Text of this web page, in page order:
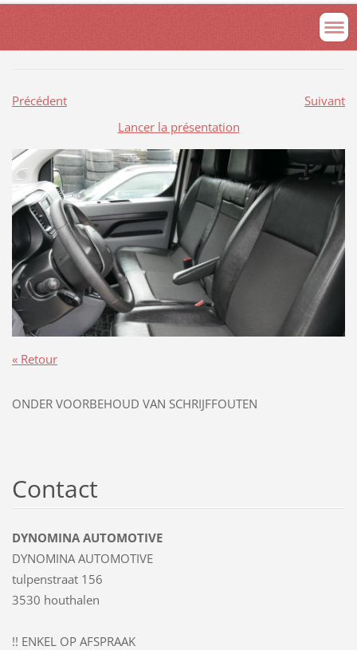
Précédent
Suivant
Lancer la présentation
« Retour
ONDER VOORBEHOUD VAN SCHRIJFFOUTEN
Contact
DYNOMINA AUTOMOTIVE
DYNOMINA AUTOMOTIVE
tulpenstraat 156
3530 houthalen
!! ENKEL OP AFSPRAAK